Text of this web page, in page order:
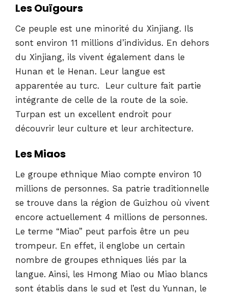
Les Ouïgours
Ce peuple est une minorité du Xinjiang. Ils
sont environ 11 millions d’individus. En dehors
du Xinjiang, ils vivent également dans le
Hunan et le Henan. Leur langue est
apparentée au turc. Leur culture fait partie
intégrante de celle de la route de la soie.
Turpan est un excellent endroit pour
découvrir leur culture et leur architecture.
Les Miaos
Le groupe ethnique Miao compte environ 10
millions de personnes. Sa patrie traditionnelle
se trouve dans la région de Guizhou où vivent
encore actuellement 4 millions de personnes.
Le terme “Miao” peut parfois être un peu
trompeur. En effet, il englobe un certain
nombre de groupes ethniques liés par la
langue. Ainsi, les Hmong Miao ou Miao blancs
sont établis dans le sud et l’est du Yunnan, le